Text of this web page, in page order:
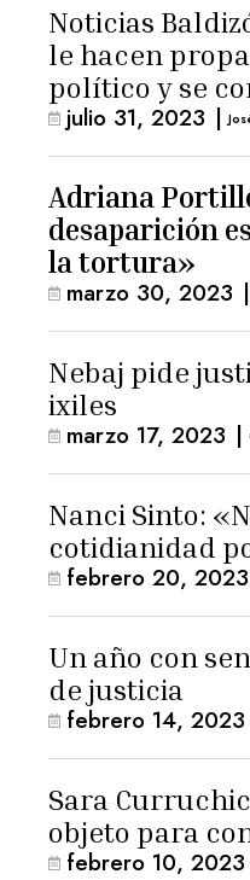
Noticias
le hacen
político y se
hombre de
Giammattei
julio 31, 2023 |
Adriana
desaparición
la tortura»
marzo 30, 2023 |
Nebaj pide
ixiles
marzo 17, 2023 |
Nanci Sinto:
cotidianidad
febrero 20, 2023
Un año con
de justicia
febrero 14, 2023
Sara
objeto para
febrero 10, 2023